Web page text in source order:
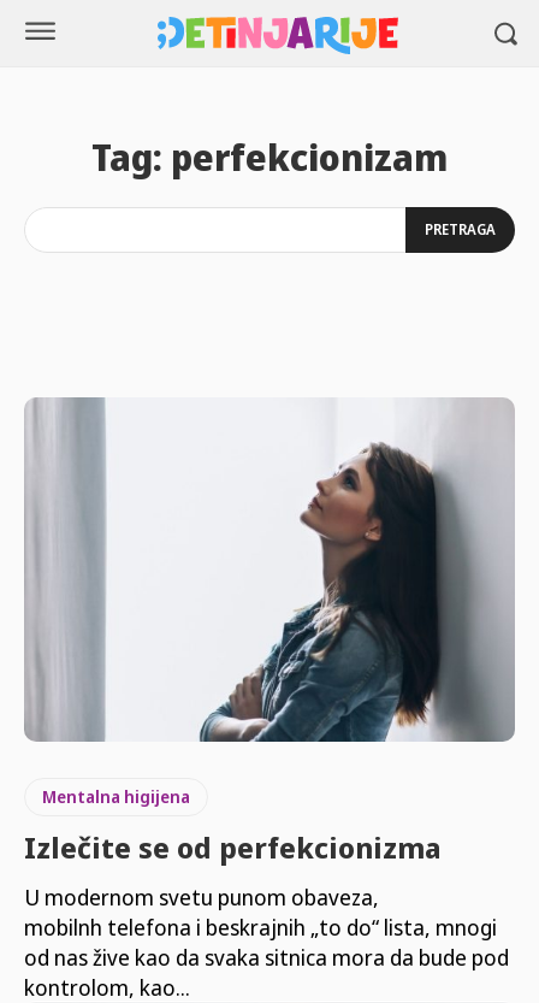
Tag: perfekcionizam
PRETRAGA
Mentalna higijena
Izlečite se od perfekcionizma
U modernom svetu punom obaveza,
mobilnh telefona i beskrajnih „to do“ lista, mnogi
od nas žive kao da svaka sitnica mora da bude pod
kontrolom, kao...